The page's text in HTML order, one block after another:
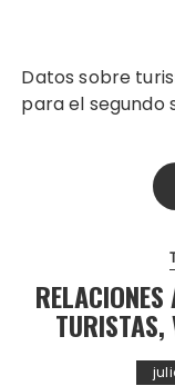
Datos sobre turismo internacional en Argentina
para el segundo
TURISTAS,